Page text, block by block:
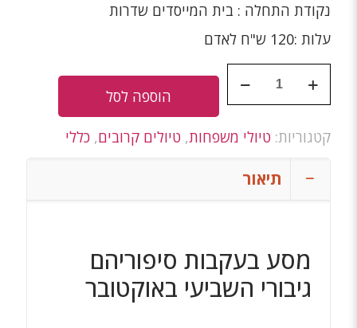
נקודת התחלה : בית המייסדים שדרות
עלות :120 ש"ח לאדם
כמות
של
הגיבורים
השביעי
לאוקטובר
27.08.2026
הוספה לסל
קטגוריות: טיולי משפחות, טיולים קרובים, כללי
תיאור
מסע בעקבות סיפוריהם
גיבורי השביעי באוקטובר